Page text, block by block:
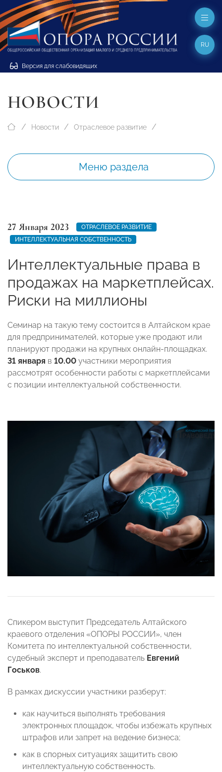
Версия для слабовидящих
RU
НОВОСТИ
Новости Отраслевое развитие
Меню раздела
27 Января 2023
ОТРАСЛЕВОЕ РАЗВИТИЕ
ИНТЕЛЛЕКТУАЛЬНАЯ СОБСТВЕННОСТЬ
Интеллектуальные права в
продажах на маркетплейсах.
Риски на миллионы
Семинар на такую тему состоится в Алтайском крае
для предпринимателей, которые уже продают или
планируют продажи на крупных онлайн-площадках.
31 января в 10.00 участники мероприятия
рассмотрят особенности работы с маркетплейсами
с позиции интеллектуальной собственности.
Спикером выступит Председатель Алтайского
краевого отделения «ОПОРЫ РОССИИ», член
Комитета по интеллектуальной собственности,
судебный эксперт и преподаватель Евгений
Госьков.
В рамках дискуссии участники разберут:
как научиться выполнять требования
электронных площадок, чтобы избежать крупных
штрафов или запрет на ведение бизнеса;
как в спорных ситуациях защитить свою
интеллектуальную собственность.